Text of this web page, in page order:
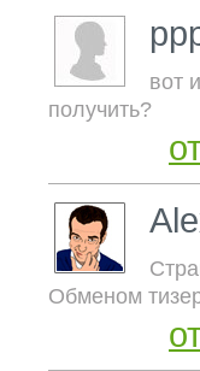
вот
получить?
Обменом